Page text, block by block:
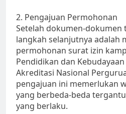
2. Pengajuan Permohonan
Setelah dokumen-dokumen
langkah selanjutnya adalah
permohonan surat izin
Pendidikan dan
Akreditasi Nasional
pengajuan ini memerlukan
yang berbeda-beda
yang berlaku.